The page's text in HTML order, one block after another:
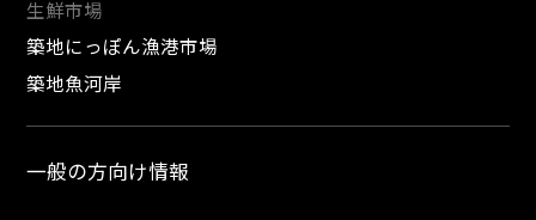
生鮮市場
築地にっぽん漁港市場
築地魚河岸
一般の方向け情報